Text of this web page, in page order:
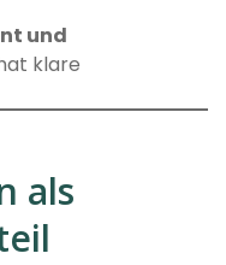
und
klare
als